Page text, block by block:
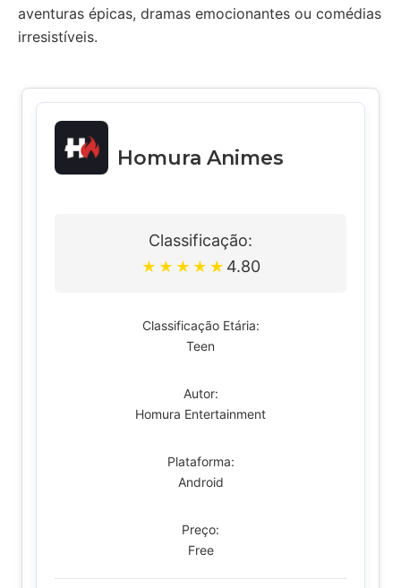
aventuras épicas, dramas emocionantes ou comédias
irresistíveis.
Homura Animes
Classificação:
★ ★ ★ ★ ★ 4.80
Classificação Etária:
Teen
Autor:
Homura Entertainment
Plataforma:
Android
Preço:
Free